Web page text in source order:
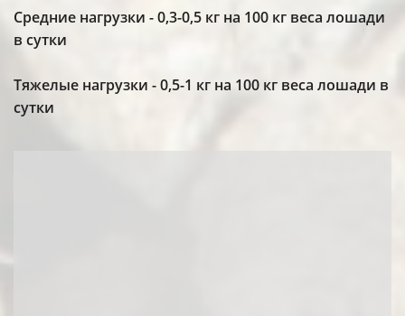
Средние нагрузки - 0,3-0,5 кг на 100 кг веса лошади
в сутки
Тяжелые нагрузки - 0,5-1 кг на 100 кг веса лошади в
сутки